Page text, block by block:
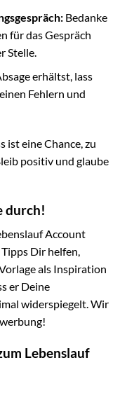
Bedanke
für das Gespräch
Stelle.
erhältst, lass
Fehlern und
ist eine Chance, zu
positiv und glaube
durch!
Account
Dir helfen,
als Inspiration
er Deine
widerspiegelt. Wir
Lebenslauf